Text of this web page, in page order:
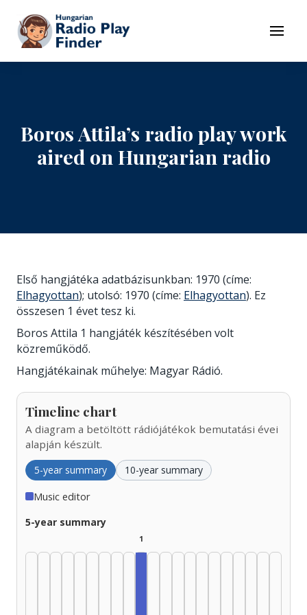
To contents
Menu
Boros Attila’s radio play work
aired on Hungarian radio
Első hangjátéka adatbázisunkban: 1970 (címe:
Elhagyottan); utolsó: 1970 (címe: Elhagyottan). Ez
összesen 1 évet tesz ki.
Boros Attila 1 hangjáték készítésében volt
közreműködő.
Hangjátékainak műhelye: Magyar Rádió.
Timeline chart
A diagram a betöltött rádiójátékok bemutatási évei
alapján készült.
5-year summary 10-year summary
Music editor
5-year summary
1